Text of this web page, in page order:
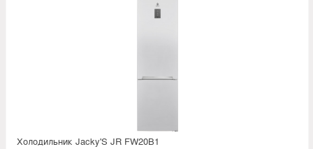
Холодильник Jacky'S JR FW20B1